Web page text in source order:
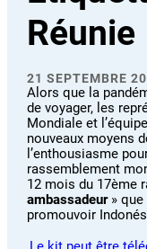
Réunie
21 SEPTEMBRE
Alors que la
de voyager, les
Mondiale et
nouveaux moyens
l’enthousiasme
rassemblement
12 mois du 17ème
ambassadeur »
promouvoir